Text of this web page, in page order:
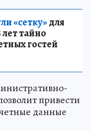
«сетку»для
тайно
гостей
привести
данные